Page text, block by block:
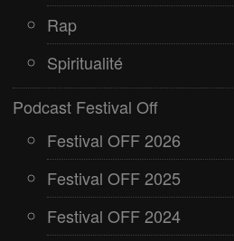
Rap
Spiritualité
Podcast Festival Off
Festival OFF 2026
Festival OFF 2025
Festival OFF 2024